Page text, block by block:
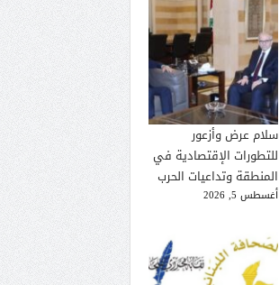
سلام عرض وأزعور
للتطورات الإقتصادية في
المنطقة وتداعيات الحرب
أغسطس 5, 2026